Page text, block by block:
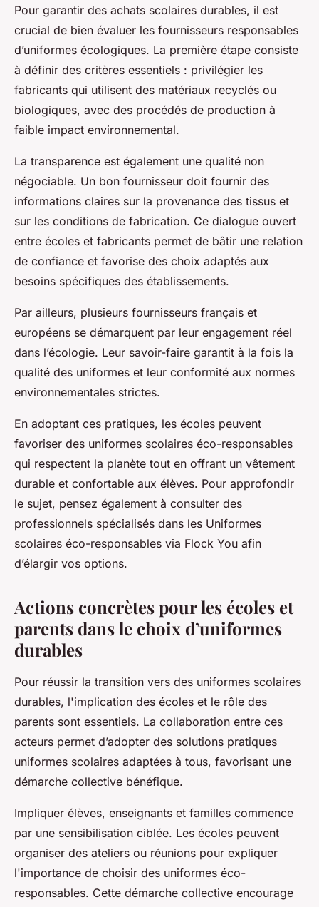
Pour garantir des achats scolaires durables, il est
crucial de bien évaluer les fournisseurs responsables
d’uniformes écologiques. La première étape consiste
à définir des critères essentiels : privilégier les
fabricants qui utilisent des matériaux recyclés ou
biologiques, avec des procédés de production à
faible impact environnemental.
La transparence est également une qualité non
négociable. Un bon fournisseur doit fournir des
informations claires sur la provenance des tissus et
sur les conditions de fabrication. Ce dialogue ouvert
entre écoles et fabricants permet de bâtir une relation
de confiance et favorise des choix adaptés aux
besoins spécifiques des établissements.
Par ailleurs, plusieurs fournisseurs français et
européens se démarquent par leur engagement réel
dans l’écologie. Leur savoir-faire garantit à la fois la
qualité des uniformes et leur conformité aux normes
environnementales strictes.
En adoptant ces pratiques, les écoles peuvent
favoriser des uniformes scolaires éco-responsables
qui respectent la planète tout en offrant un vêtement
durable et confortable aux élèves. Pour approfondir
le sujet, pensez également à consulter des
professionnels spécialisés dans les Uniformes
scolaires éco-responsables via Flock You afin
d’élargir vos options.
Actions concrètes pour les écoles et
parents dans le choix d’uniformes
durables
Pour réussir la transition vers des uniformes scolaires
durables, l'implication des écoles et le rôle des
parents sont essentiels. La collaboration entre ces
acteurs permet d’adopter des solutions pratiques
uniformes scolaires adaptées à tous, favorisant une
démarche collective bénéfique.
Impliquer élèves, enseignants et familles commence
par une sensibilisation ciblée. Les écoles peuvent
organiser des ateliers ou réunions pour expliquer
l'importance de choisir des uniformes éco-
responsables. Cette démarche collective encourage